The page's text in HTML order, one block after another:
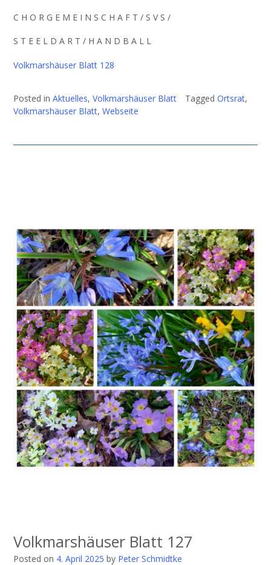
C H O R G E M E I N S C H A F T / S V S /
S T E E L D A R T / H A N D B A L L
Volkmarshäuser Blatt 128
Posted in Aktuelles, Volkmarshäuser Blatt Tagged Ortsrat,
Volkmarshäuser Blatt, Webseite
Volkmarshäuser Blatt 127
Posted on 4. April 2025 by Peter Schmidtke